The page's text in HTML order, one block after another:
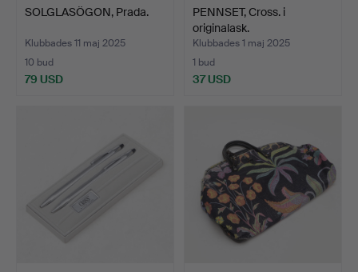
SOLGLASÖGON, Prada.
Klubbades 11 maj 2025
10 bud
79 USD
PENNSET, Cross. i
originalask.
Klubbades 1 maj 2025
1 bud
37 USD